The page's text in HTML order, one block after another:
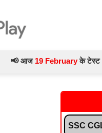
19 February के टेस्ट अप्डेट्स
SSC